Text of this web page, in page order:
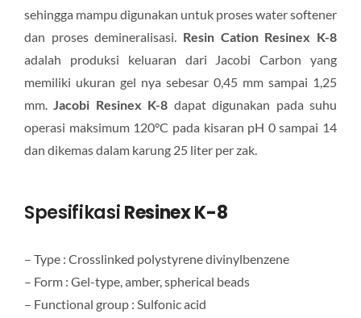
sehingga mampu digunakan untuk proses water softener
dan proses demineralisasi. Resin Cation Resinex K-8
adalah produksi keluaran dari Jacobi Carbon yang
memiliki ukuran gel nya sebesar 0,45 mm sampai 1,25
mm.
Jacobi Resinex K-8 dapat digunakan pada suhu
operasi maksimum 120°C pada kisaran pH 0 sampai 14
dan dikemas dalam karung 25 liter per zak.
SpesifikasiResinex K-8
– Type : Crosslinked polystyrene divinylbenzene
– Form : Gel-type, amber, spherical beads
– Functional group : Sulfonic acid